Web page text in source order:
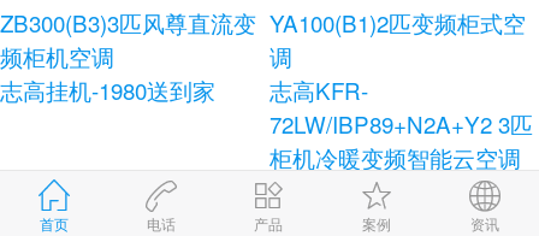
首页 电话 产品 案例 资讯
ZB300(B3)3匹风尊直流变
频柜机空调
YA100(B1)2匹变频柜式空
调
志高挂机-1980送到家
志高KFR-
72LW/IBP89+N2A+Y2 3匹
柜机冷暖变频智能云空调
志高KFR-120LW/E41+N3
柜式空调
志高KFR-72LW/AS36+N3
健康宝独立除湿柜式空调